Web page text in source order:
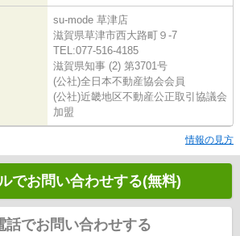
su-mode 草津店
滋賀県草津市西大路町９-7
TEL:077-516-4185
滋賀県知事 (2) 第3701号
(公社)全日本不動産協会会員
(公社)近畿地区不動産公正取引協議会
加盟
情報の見方
でお問い合わせする(無料)
話でお問い合わせする